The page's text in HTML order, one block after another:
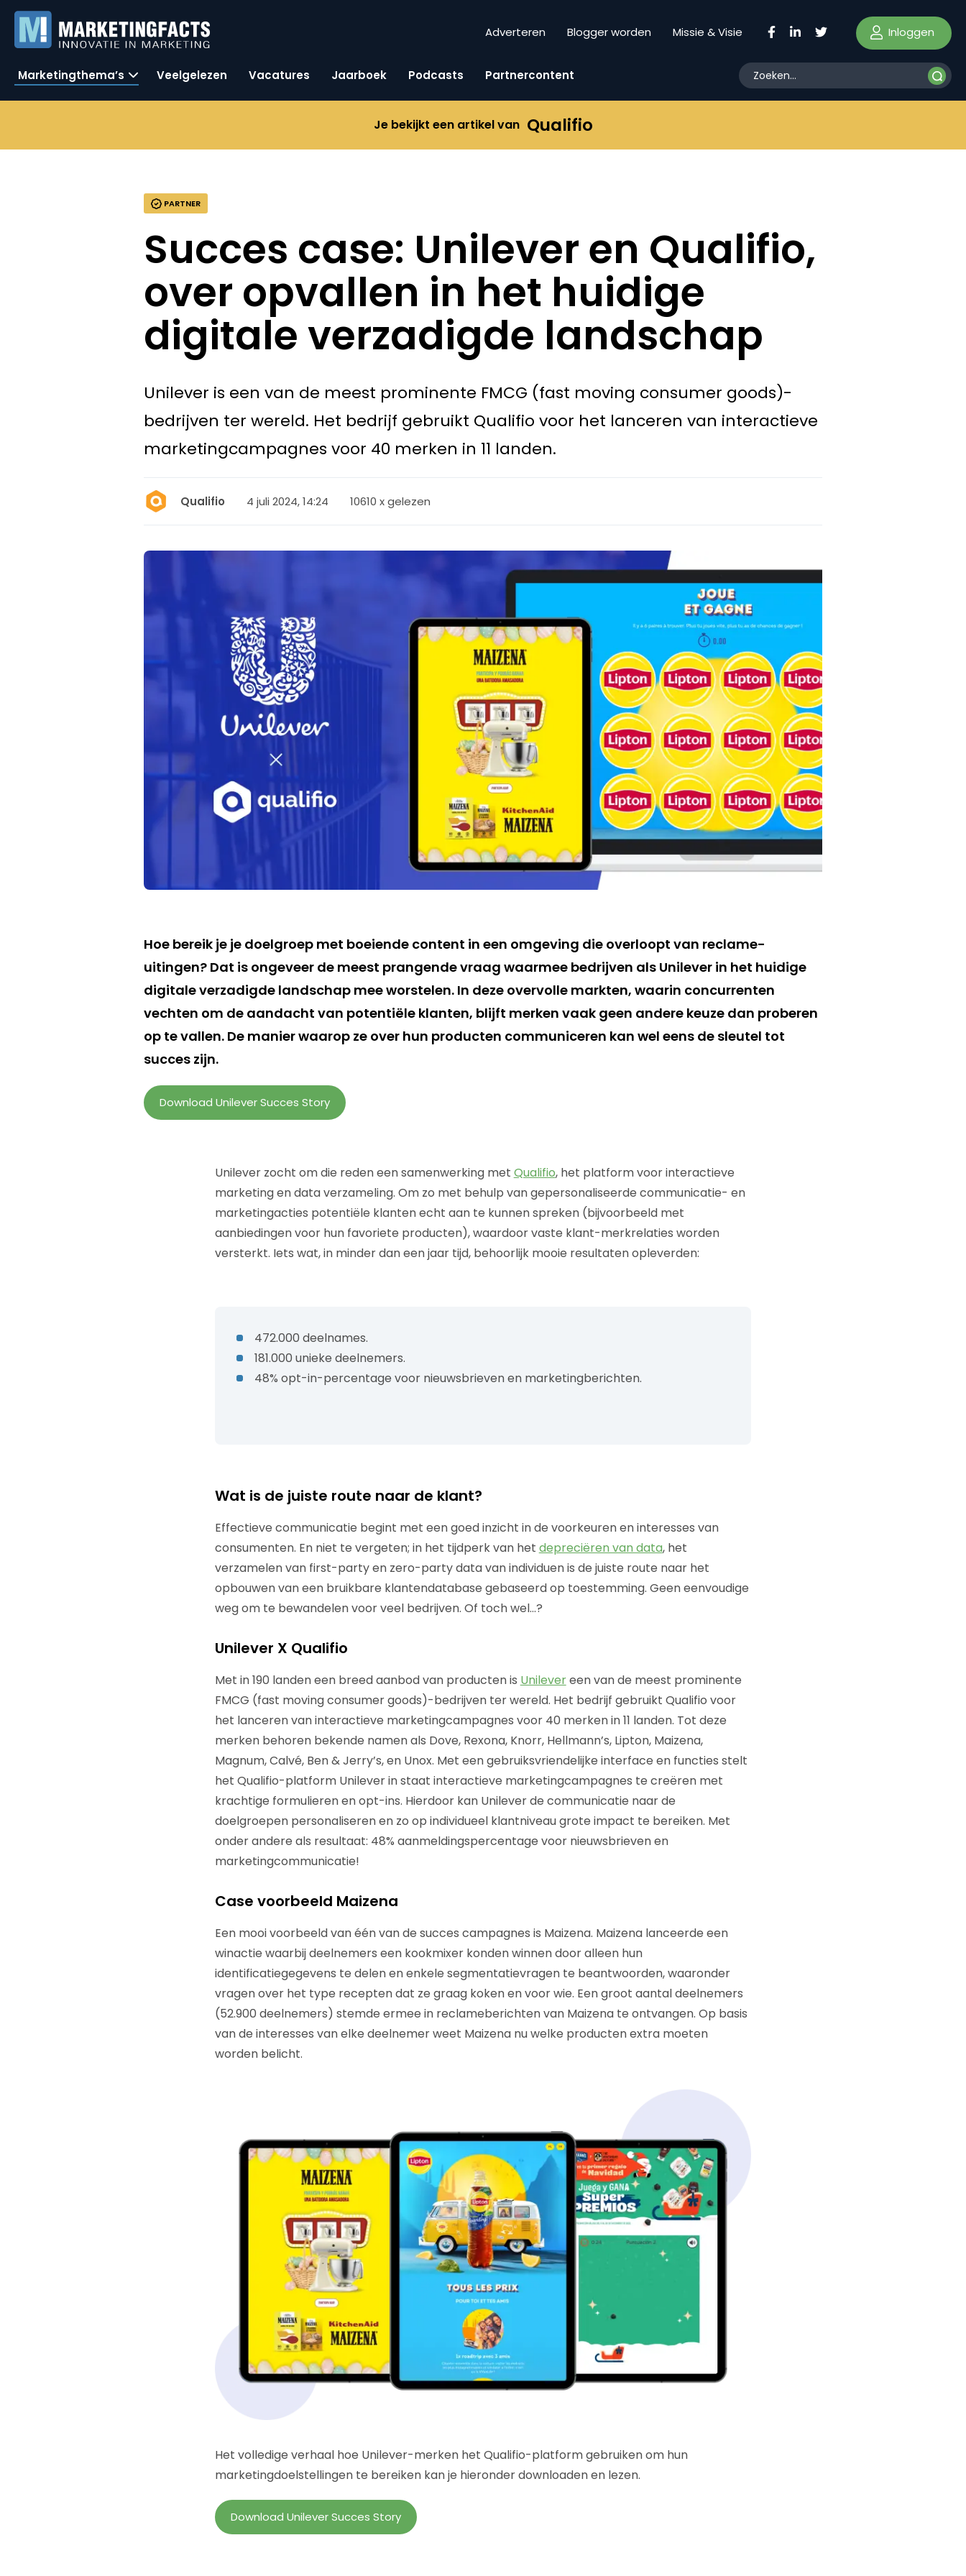
Adverteren Blogger worden Missie & Visie Inloggen
Marketingthema’s Veelgelezen Vacatures Jaarboek Podcasts Partnercontent
Je bekijkt een artikel van Qualifio
PARTNER
Succes case: Unilever en Qualifio,
over opvallen in het huidige
digitale verzadigde landschap
Unilever is een van de meest prominente FMCG (fast moving consumer goods)-
bedrijven ter wereld. Het bedrijf gebruikt Qualifio voor het lanceren van interactieve
marketingcampagnes voor 40 merken in 11 landen.
Qualifio 4 juli 2024, 14:24 10610 x gelezen
Hoe bereik je je doelgroep met boeiende content in een omgeving die overloopt van reclame-
uitingen? Dat is ongeveer de meest prangende vraag waarmee bedrijven als Unilever in het huidige
digitale verzadigde landschap mee worstelen. In deze overvolle markten, waarin concurrenten
vechten om de aandacht van potentiële klanten, blijft merken vaak geen andere keuze dan proberen
op te vallen. De manier waarop ze over hun producten communiceren kan wel eens de sleutel tot
succes zijn.
Download Unilever Succes Story
Unilever zocht om die reden een samenwerking met Qualifio, het platform voor interactieve
marketing en data verzameling. Om zo met behulp van gepersonaliseerde communicatie- en
marketingacties potentiële klanten echt aan te kunnen spreken (bijvoorbeeld met
aanbiedingen voor hun favoriete producten), waardoor vaste klant-merkrelaties worden
versterkt. Iets wat, in minder dan een jaar tijd, behoorlijk mooie resultaten opleverden:
472.000 deelnames.
181.000 unieke deelnemers.
48% opt-in-percentage voor nieuwsbrieven en marketingberichten.
Wat is de juiste route naar de klant?
Effectieve communicatie begint met een goed inzicht in de voorkeuren en interesses van
consumenten. En niet te vergeten; in het tijdperk van het depreciëren van data, het
verzamelen van first-party en zero-party data van individuen is de juiste route naar het
opbouwen van een bruikbare klantendatabase gebaseerd op toestemming. Geen eenvoudige
weg om te bewandelen voor veel bedrijven. Of toch wel…?
Unilever X Qualifio
Met in 190 landen een breed aanbod van producten is Unilevereen van de meest prominente
FMCG (fast moving consumer goods)-bedrijven ter wereld. Het bedrijf gebruikt Qualifio voor
het lanceren van interactieve marketingcampagnes voor 40 merken in 11 landen. Tot deze
merken behoren bekende namen als Dove, Rexona, Knorr, Hellmann’s, Lipton, Maizena,
Magnum, Calvé, Ben & Jerry’s, en Unox. Met een gebruiksvriendelijke interface en functies stelt
het Qualifio-platform Unilever in staat interactieve marketingcampagnes te creëren met
krachtige formulieren en opt-ins. Hierdoor kan Unilever de communicatie naar de
doelgroepen personaliseren en zo op individueel klantniveau grote impact te bereiken. Met
onder andere als resultaat: 48% aanmeldingspercentage voor nieuwsbrieven en
marketingcommunicatie!
Case voorbeeld Maizena
Een mooi voorbeeld van één van de succes campagnes is Maizena. Maizena lanceerde een
winactie waarbij deelnemers een kookmixer konden winnen door alleen hun
identificatiegegevens te delen en enkele segmentatievragen te beantwoorden, waaronder
vragen over het type recepten dat ze graag koken en voor wie. Een groot aantal deelnemers
(52.900 deelnemers) stemde ermee in reclameberichten van Maizena te ontvangen. Op basis
van de interesses van elke deelnemer weet Maizena nu welke producten extra moeten
worden belicht.
Het volledige verhaal hoe Unilever-merken het Qualifio-platform gebruiken om hun
marketingdoelstellingen te bereiken kan je hieronder downloaden en lezen.
Download Unilever Succes Story